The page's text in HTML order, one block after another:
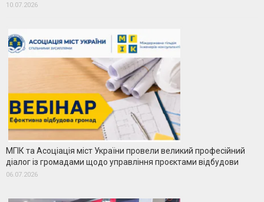
10.07.2026
МГІК та Асоціація міст України провели великий професійний
діалог із громадами щодо управління проєктами відбудови
06.07.2026